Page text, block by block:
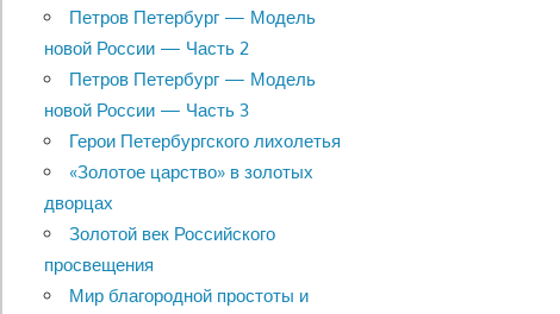
Петров Петербург — Модель
новой России — Часть 2
Петров Петербург — Модель
новой России — Часть 3
Герои Петербургского лихолетья
«Золотое царство» в золотых
дворцах
Золотой век Российского
просвещения
Мир благородной простоты и